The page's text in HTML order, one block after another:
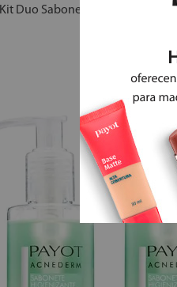
Kit Duo Sabonete Acnederm